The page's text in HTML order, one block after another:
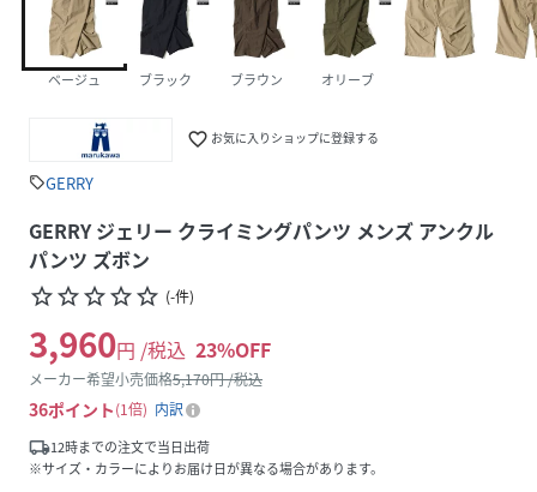
ベージュ ブラック ブラウン オリーブ
favorite_border お気に入りショップに登録する
sellGERRY
GERRY ジェリー クライミングパンツ メンズ アンクル
パンツ ズボン
star_borderstar_borderstar_borderstar_borderstar_border (-件)
3,960円 /税込 23%OFF
メーカー希望小売価格5,170円 /税込
36ポイント 1倍
内訳
local_shipping12時までの注文で当日出荷
※サイズ・カラーによりお届け日が異なる場合があります。